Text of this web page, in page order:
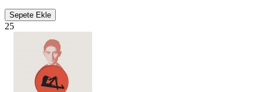
Sepete Ekle
25